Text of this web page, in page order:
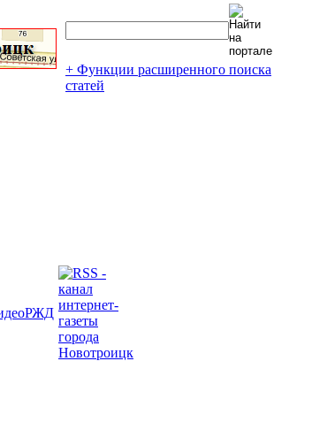
+ Функции расширенного поиска
статей
РЖД